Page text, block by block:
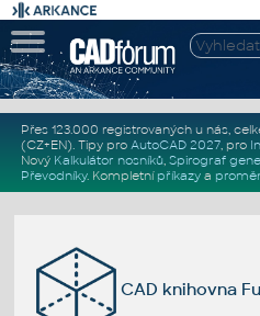
Přes 123.000 registrovaných u nás,
(CZ+EN). Tipy pro AutoCAD 2027, pro
Nový Kalkulátor nosníků, Spirograf
Převodníky. Kompletní příkazya
CAD knihovna